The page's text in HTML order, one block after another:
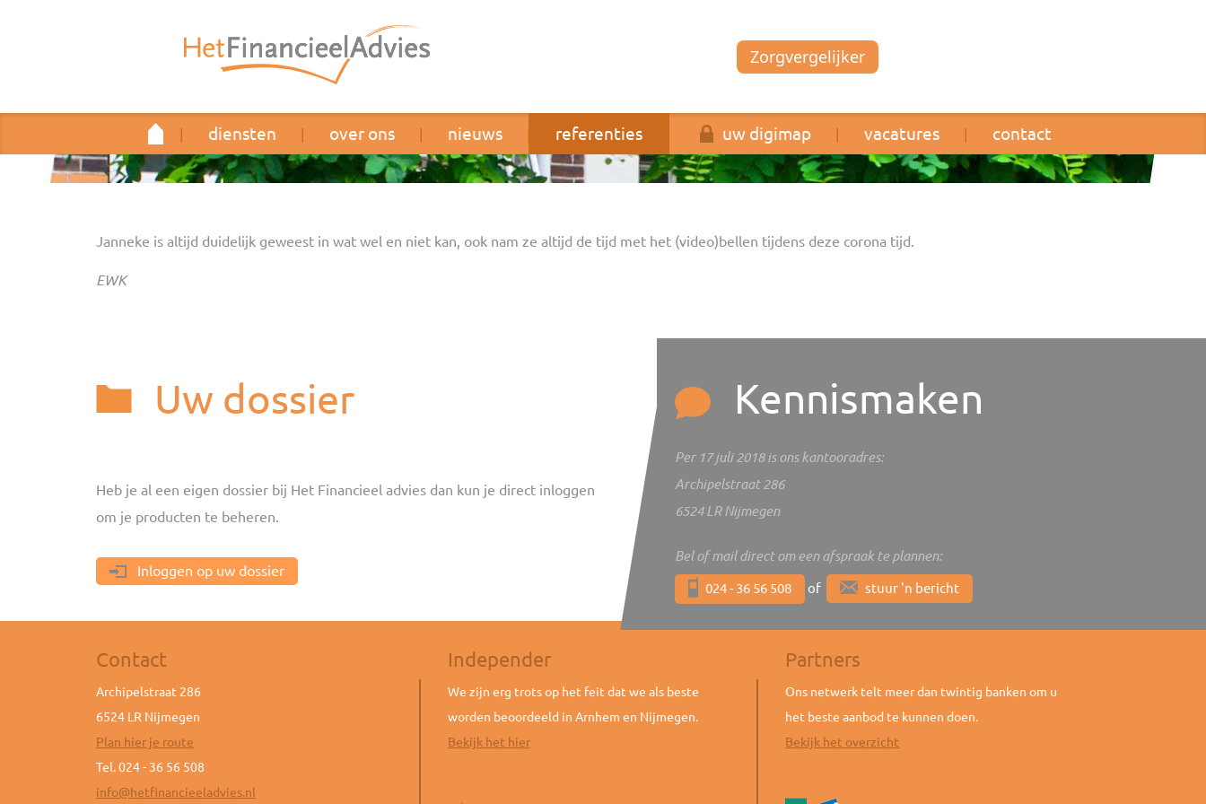
Zorgvergelijker
diensten over ons nieuws referenties uw digimap vacatures contact
Janneke is altijd duidelijk geweest in wat wel en niet kan, ook nam ze altijd de tijd met het (video)bellen tijdens deze corona tijd.
EWK
Uw dossier
Heb je al een eigen dossier bij Het Financieel advies dan kun je direct inloggen
om je producten te beheren.
Inloggen op uw dossier
Kennismaken
Per 17 juli 2018 is ons kantooradres:
Archipelstraat 286
6524 LR Nijmegen
Bel of mail direct om een afspraak te plannen:
024 - 36 56 508 of stuur 'n bericht
Contact
Archipelstraat 286
6524 LR Nijmegen
Plan hier je route
Tel. 024 - 36 56 508
info@hetfinancieeladvies.nl
Independer
We zijn erg trots op het feit dat we als beste
worden beoordeeld in Arnhem en Nijmegen.
Bekijk het hier
Partners
Ons netwerk telt meer dan twintig banken om u
het beste aanbod te kunnen doen.
Bekijk het overzicht